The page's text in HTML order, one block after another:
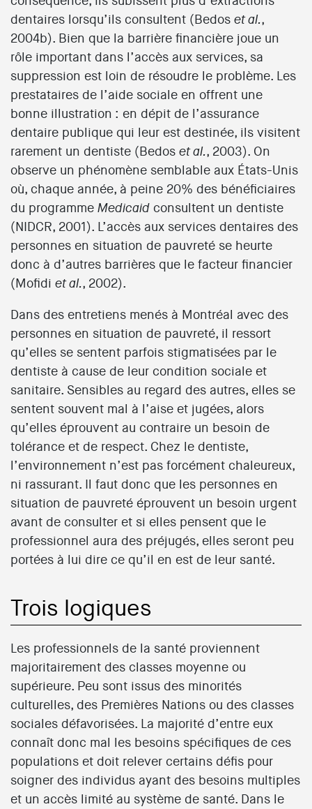
dentaires lorsqu’ils consultent (Bedos et al.,
2004b). Bien que la barrière financière joue un
rôle important dans l’accès aux services, sa
suppression est loin de résoudre le problème. Les
prestataires de l’aide sociale en offrent une
bonne illustration : en dépit de l’assurance
dentaire publique qui leur est destinée, ils visitent
rarement un dentiste (Bedos et al., 2003). On
observe un phénomène semblable aux États-Unis
où, chaque année, à peine 20% des bénéficiaires
du programme Medicaid consultent un dentiste
(NIDCR, 2001). L’accès aux services dentaires des
personnes en situation de pauvreté se heurte
donc à d’autres barrières que le facteur financier
(Mofidi et al., 2002).
Dans des entretiens menés à Montréal avec des
personnes en situation de pauvreté, il ressort
qu’elles se sentent parfois stigmatisées par le
dentiste à cause de leur condition sociale et
sanitaire. Sensibles au regard des autres, elles se
sentent souvent mal à l’aise et jugées, alors
qu’elles éprouvent au contraire un besoin de
tolérance et de respect. Chez le dentiste,
l’environnement n’est pas forcément chaleureux,
ni rassurant. Il faut donc que les personnes en
situation de pauvreté éprouvent un besoin urgent
avant de consulter et si elles pensent que le
professionnel aura des préjugés, elles seront peu
portées à lui dire ce qu’il en est de leur santé.
Trois logiques
Les professionnels de la santé proviennent
majoritairement des classes moyenne ou
supérieure. Peu sont issus des minorités
culturelles, des Premières Nations ou des classes
sociales défavorisées. La majorité d’entre eux
connaît donc mal les besoins spécifiques de ces
populations et doit relever certains défis pour
soigner des individus ayant des besoins multiples
et un accès limité au système de santé. Dans le